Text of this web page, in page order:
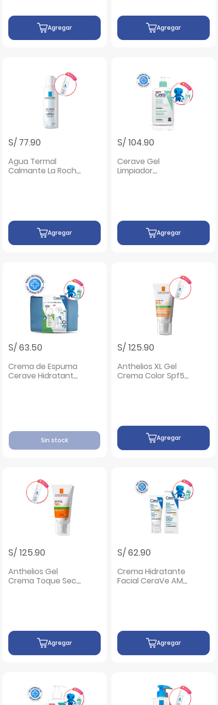
Agregar Agregar
S/ 77.90
Agua Termal
Calmante La Roche
Agregar
S/ 104.90
Cerave Gel
Limpiador
Agregar
S/ 63.50
Crema de Espuma
Cerave Hidratante
Sin stock
S/ 125.90
Anthelios XL Gel
Crema Color Spf50
Agregar
S/ 125.90
Anthelios Gel
Crema Toque Seco
Agregar
S/ 62.90
Crema Hidratante
Facial CeraVe AM
Agregar